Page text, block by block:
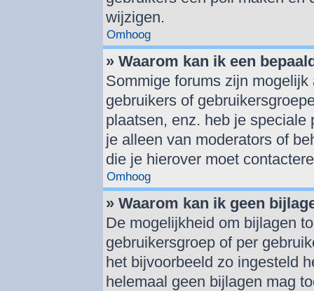
wijzigen.
Omhoog
» Waarom kan ik een
Sommige forums zijn
gebruikers of
plaatsen, enz. heb je
je alleen van moderators of
die je hierover moet
Omhoog
» Waarom kan ik geen
De mogelijkheid om bijlagen
gebruikersgroep of per
het bijvoorbeeld zo ingesteld
helemaal geen bijlagen mag